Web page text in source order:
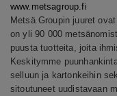
www.metsagroup.fi
Metsä Groupin juuret
on yli 90 000
puusta tuotteita, joita
Keskitymme
selluun ja kartonkeihin
sitoutuneet uudistavaan